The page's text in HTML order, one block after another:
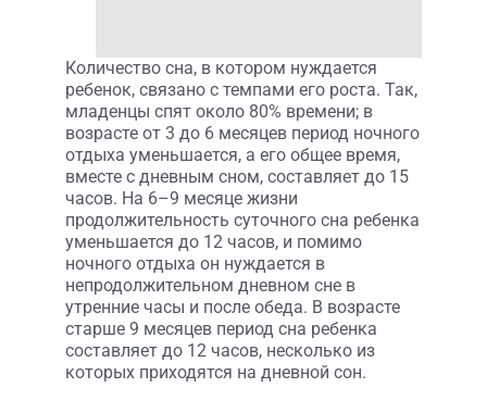
Количество сна, в котором нуждается
ребенок, связано с темпами его роста. Так,
младенцы спят около 80% времени; в
возрасте от 3 до 6 месяцев период ночного
отдыха уменьшается, а его общее время,
вместе с дневным сном, составляет до 15
часов. На 6–9 месяце жизни
продолжительность суточного сна ребенка
уменьшается до 12 часов, и помимо
ночного отдыха он нуждается в
непродолжительном дневном сне в
утренние часы и после обеда. В возрасте
старше 9 месяцев период сна ребенка
составляет до 12 часов, несколько из
которых приходятся на дневной сон.